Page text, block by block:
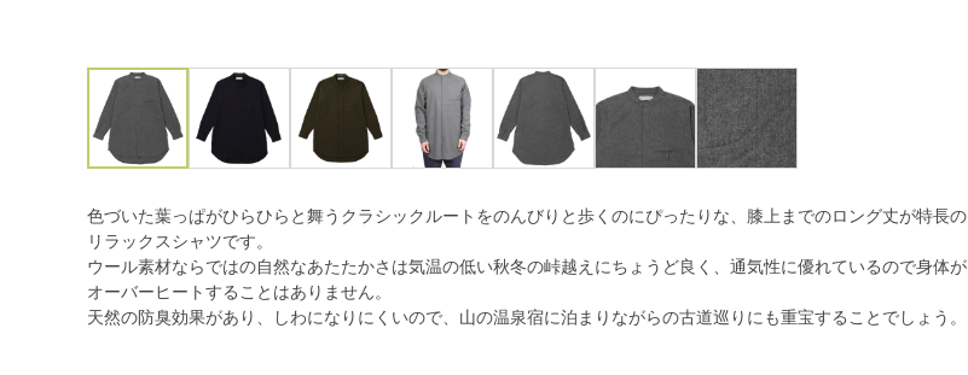
色づいた葉っぱがひらひらと舞うクラシックルートをのんびりと歩くのにぴったりな、膝上までのロング丈が特長の
リラックスシャツです。
ウール素材ならではの自然なあたたかさは気温の低い秋冬の峠越えにちょうど良く、通気性に優れているので身体が
オーバーヒートすることはありません。
天然の防臭効果があり、しわになりにくいので、山の温泉宿に泊まりながらの古道巡りにも重宝することでしょう。